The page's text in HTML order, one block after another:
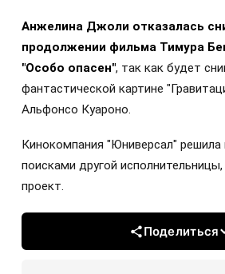
Анжелина Джоли отказалась
продолжении фильма Тимура
"Особо опасен", так как будет
фантастической картине
Альфонсо Куароно.
Кинокомпания "Юниверсал" решила
поисками другой
проект.
Поделиться